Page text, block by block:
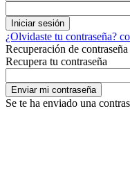
¿Olvidaste tu contraseña?
Recuperación de contraseña
Recupera tu contraseña
Se te ha enviado una